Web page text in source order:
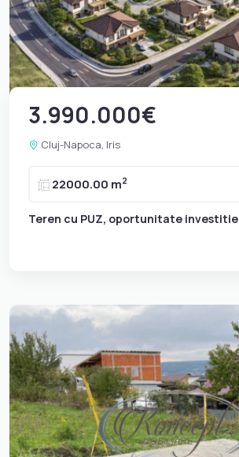
3.990.000€
Cluj-Napoca, Iris
22000.00 m2
Teren cu PUZ, oportunitate investitie